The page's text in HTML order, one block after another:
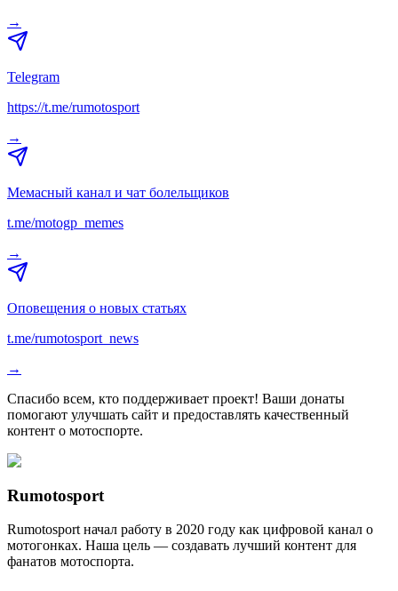
→
Telegram
https://t.me/rumotosport
→
Мемасный канал и чат болельщиков
t.me/motogp_memes
→
Оповещения о новых статьях
t.me/rumotosport_news
→
Спасибо всем, кто поддерживает проект! Ваши донаты
помогают улучшать сайт и предоставлять качественный
контент о мотоспорте.
Rumotosport
Rumotosport начал работу в 2020 году как цифровой канал о
мотогонках. Наша цель — создавать лучший контент для
фанатов мотоспорта.